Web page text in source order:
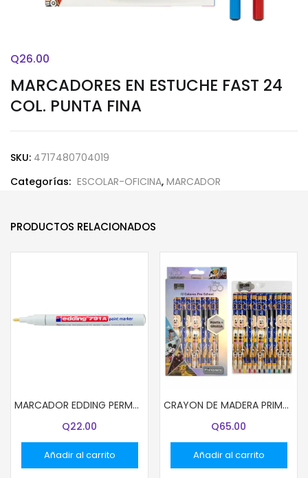
MARCADORES EN ESTUCHE FAST 24
COL. PUNTA FINA
Q26.00
SKU: 4717480704019
Categorías: ESCOLAR-OFICINA, MARCADOR
PRODUCTOS RELACIONADOS
MARCADOR EDDING PERMANENTE 791 DELGADO BLANCO
Q22.00
Añadir al carrito
CRAYON DE MADERA PRIMAVERA 12 COL JUMBO DISNEY NIÑO (96)
Q65.00
Añadir al carrito